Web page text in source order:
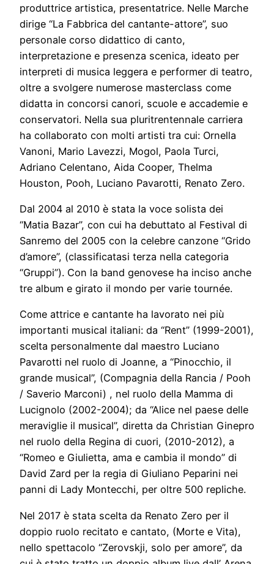
produttrice artistica, presentatrice. Nelle Marche
dirige “La Fabbrica del cantante-attore”, suo
personale corso didattico di canto,
interpretazione e presenza scenica, ideato per
interpreti di musica leggera e performer di teatro,
oltre a svolgere numerose masterclass come
didatta in concorsi canori, scuole e accademie e
conservatori. Nella sua pluritrentennale carriera
ha collaborato con molti artisti tra cui: Ornella
Vanoni, Mario Lavezzi, Mogol, Paola Turci,
Adriano Celentano, Aida Cooper, Thelma
Houston, Pooh, Luciano Pavarotti, Renato Zero.
Dal 2004 al 2010 è stata la voce solista dei
“Matia Bazar”, con cui ha debuttato al Festival di
Sanremo del 2005 con la celebre canzone “Grido
d’amore”, (classificatasi terza nella categoria
“Gruppi”). Con la band genovese ha inciso anche
tre album e girato il mondo per varie tournée.
Come attrice e cantante ha lavorato nei più
importanti musical italiani: da “Rent” (1999-2001),
scelta personalmente dal maestro Luciano
Pavarotti nel ruolo di Joanne, a “Pinocchio, il
grande musical”, (Compagnia della Rancia / Pooh
/ Saverio Marconi) , nel ruolo della Mamma di
Lucignolo (2002-2004); da “Alice nel paese delle
meraviglie il musical”, diretta da Christian Ginepro
nel ruolo della Regina di cuori, (2010-2012), a
“Romeo e Giulietta, ama e cambia il mondo” di
David Zard per la regia di Giuliano Peparini nei
panni di Lady Montecchi, per oltre 500 repliche.
Nel 2017 è stata scelta da Renato Zero per il
doppio ruolo recitato e cantato, (Morte e Vita),
nello spettacolo “Zerovskji, solo per amore”, da